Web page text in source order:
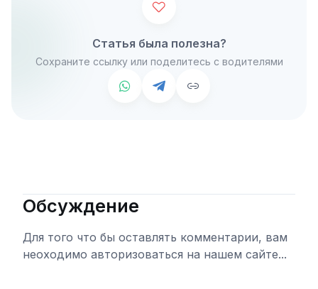
Статья была полезна?
Сохраните ссылку или поделитесь с водителями
Обсуждение
Для того что бы оставлять комментарии, вам
неоходимо авторизоваться на нашем сайте...